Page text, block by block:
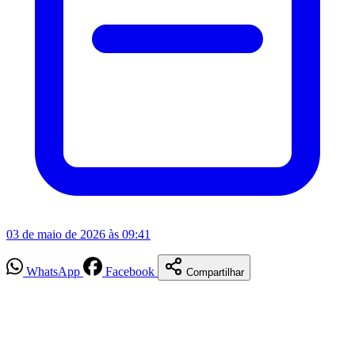
03 de maio de 2026 às 09:41
WhatsApp Facebook Compartilhar